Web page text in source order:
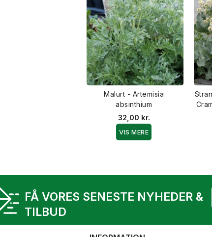
Malurt - Artemisia
absinthium
32,00 kr.
VIS MERE
FÅ VORES SENESTE NYHEDER &
TILBUD